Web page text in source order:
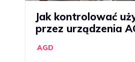
Jak kontrolować
przez urządzenia
AGD